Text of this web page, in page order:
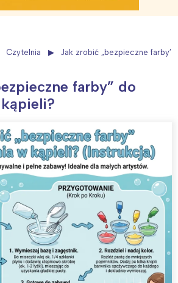
Czytelnia Jak zrobić „bezpieczne farby”
farby” do